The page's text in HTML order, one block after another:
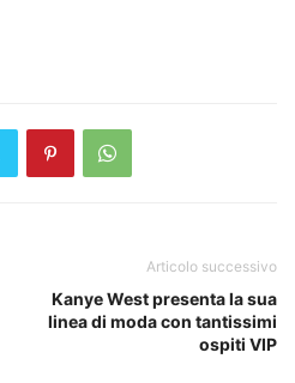
Articolo successivo
Kanye West presenta la sua
linea di moda con tantissimi
ospiti VIP